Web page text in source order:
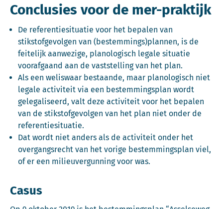
Conclusies voor de mer-praktijk
De referentiesituatie voor het bepalen van
stikstofgevolgen van (bestemmings)plannen, is de
feitelijk aanwezige, planologisch legale situatie
voorafgaand aan de vaststelling van het plan.
Als een weliswaar bestaande, maar planologisch niet
legale activiteit via een bestemmingsplan wordt
gelegaliseerd, valt deze activiteit voor het bepalen
van de stikstofgevolgen van het plan niet onder de
referentiesituatie.
Dat wordt niet anders als de activiteit onder het
overgangsrecht van het vorige bestemmingsplan viel,
of er een milieuvergunning voor was.
Casus